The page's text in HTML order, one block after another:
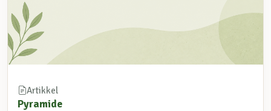
Artikkel
Pyramide